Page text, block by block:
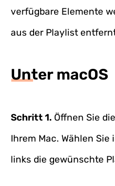
verfügbare Elemente
aus der Playlist
Unter macOS
Schritt 1. Öffnen Sie
Ihrem Mac. Wählen
links die gewünschte